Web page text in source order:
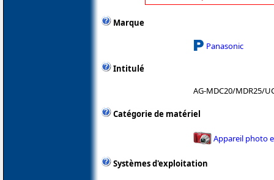
Marque
Panasonic
Intitulé
AG-MDC20/MDR25/
Catégorie de matériel
Appareil photo
Systèmes d'exploitation